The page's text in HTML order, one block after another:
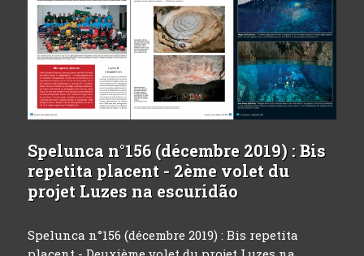
Spelunca n°156 (décembre 2019) : Bis
repetita placent - 2ème volet du
projet Luzes na escuridão
Spelunca n°156 (décembre 2019) : Bis repetita